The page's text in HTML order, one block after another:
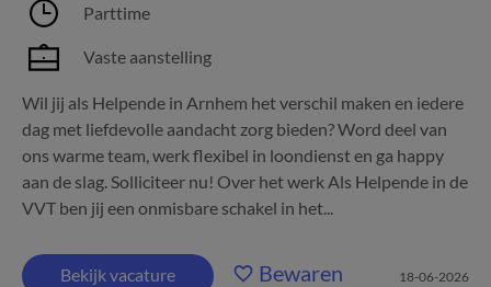
Parttime
Vaste aanstelling
Wil jij als Helpende in Arnhem het verschil maken en iedere
dag met liefdevolle aandacht zorg bieden? Word deel van
ons warme team, werk flexibel in loondienst en ga happy
aan de slag. Solliciteer nu! Over het werk Als Helpende in de
VVT ben jij een onmisbare schakel in het...
Bekijk vacature Bewaren 18-06-2026